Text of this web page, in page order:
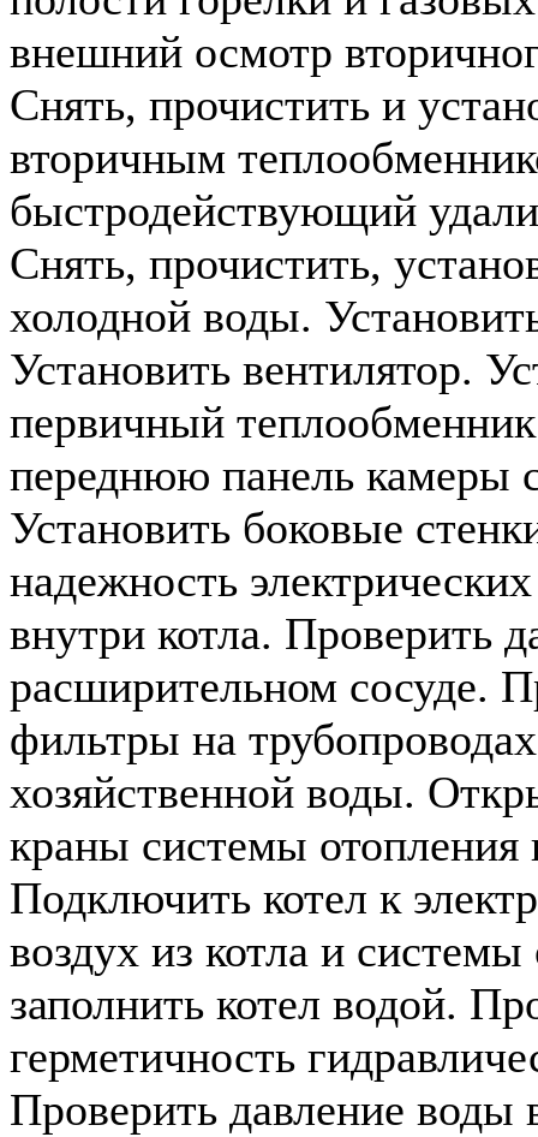
внешний осмотр
Снять, прочистить и
вторичным
быстродействующий
Снять, прочистить,
холодной воды.
Установить вентилятор.
первичный
переднюю панель камеры
Установить боковые
надежность
внутри котла. Проверить
расширительном сосуде.
фильтры на
хозяйственной воды.
краны системы отопления
Подключить котел к
воздух из котла и системы
заполнить котел водой.
герметичность
Проверить давление воды